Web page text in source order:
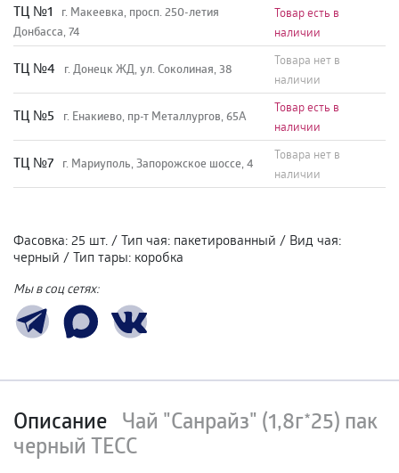
TЦ №1
г. Макеевка, просп. 250-летия
Донбасса, 74
Товар есть в
наличии
TЦ №4 г. Донецк ЖД, ул. Соколиная, 38
Товара нет в
наличии
TЦ №5 г. Енакиево, пр-т Металлургов, 65А
Товар есть в
наличии
ТЦ №7 г. Мариуполь, Запорожское шоссе, 4
Товара нет в
наличии
Фасовка: 25 шт. / Тип чая: пакетированный / Вид чая:
черный / Тип тары: коробка
Мы в соц сетях:
Описание Чай "Санрайз" (1,8г*25) пак
черный ТЕСС